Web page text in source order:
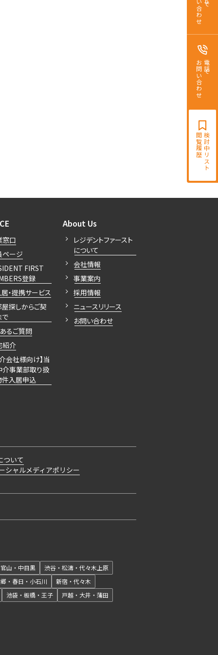
電話で
お問い合わせ
検討中リスト
閲覧履歴
窓口
ページ
FIRST
登録
・提携サービス
探しからご契
で
るご質問
紹介
会社様向け】当
介事業部取り扱
件入居申込
About Us
レジデントファースト
について
会社情報
事業案内
採用情報
ニュースリリース
お問い合わせ
ついて
シャルメディアポリシー
山・中目黒
渋谷・松濤・代々木上原
・春日・小石川
新宿・代々木
池袋・板橋・王子
戸越・大井・蒲田